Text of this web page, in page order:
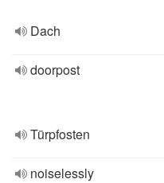
Dach
doorpost
Türpfosten
noiselessly